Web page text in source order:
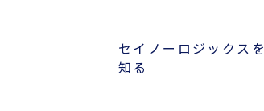
セイノーロジックスを
知る